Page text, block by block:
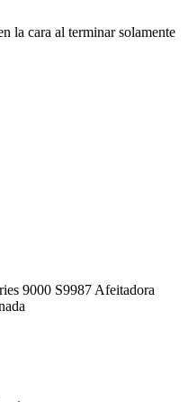
la cara al terminar solamente
9000 S9987 Afeitadora